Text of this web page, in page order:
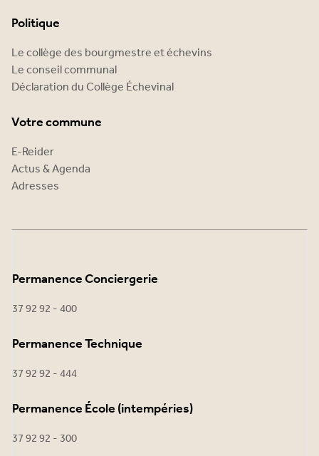
Politique
Le collège des bourgmestre et échevins
Le conseil communal
Déclaration du Collège Échevinal
Votre commune
E-Reider
Actus & Agenda
Adresses
Permanence Conciergerie
37 92 92 - 400
Permanence Technique
37 92 92 - 444
Permanence École (intempéries)
37 92 92 - 300